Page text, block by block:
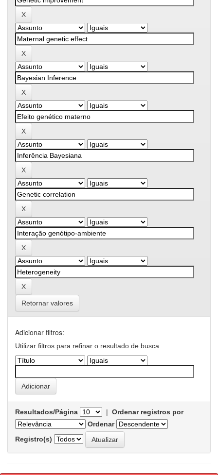
Retornar valores
Adicionar filtros:
Utilizar filtros para refinar o resultado de busca.
Resultados/Página | Ordenar registros por
Ordenar
Registro(s)